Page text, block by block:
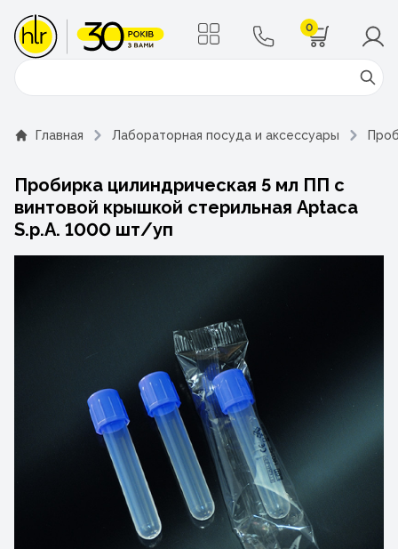
0
Поиск
Главная Лабораторная посуда и аксессуары
Пробирка цилиндрическая 5 мл ПП с
винтовой крышкой стерильная Aptaca
S.p.A. 1000 шт/уп